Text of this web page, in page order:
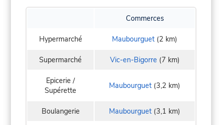
Commerces
Hypermarché Maubourguet (2 km)
Supermarché Vic-en-Bigorre (7 km)
Epicerie /
Supérette
Maubourguet (3,2 km)
Boulangerie Maubourguet (3,1 km)